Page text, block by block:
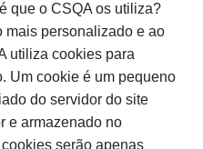
que o CSQA os utiliza?
mais personalizado e ao
utiliza cookies para
Um cookie é um pequeno
do servidor do site
e armazenado no
serão apenas